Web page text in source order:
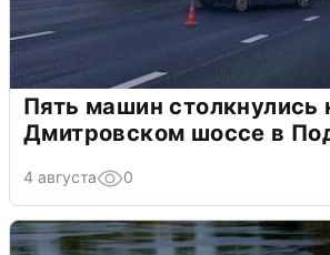
Пять машин столкнулись
Дмитровском шоссе в
4 августа 0